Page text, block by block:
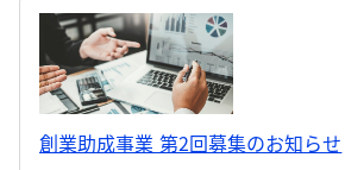
創業助成事業 第2回募集のお知らせ